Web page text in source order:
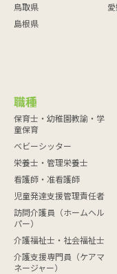
鳥取県
島根県
職種
保育士・幼稚園教諭・学
童保育
ベビーシッター
栄養士・管理栄養士
看護師・准看護師
児童発達支援管理責任者
訪問介護員（ホームヘル
パー）
介護福祉士・社会福祉士
介護支援専門員（ケアマ
ネージャー）